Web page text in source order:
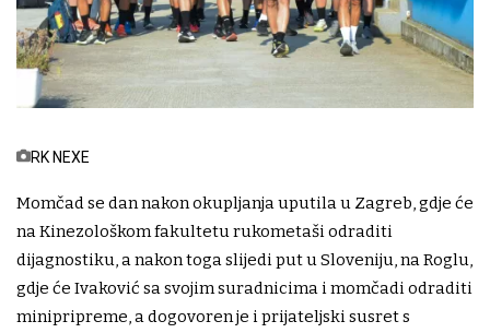
RK NEXE
Momčad se dan nakon okupljanja uputila u Zagreb, gdje će
na Kinezološkom fakultetu rukometaši odraditi
dijagnostiku, a nakon toga slijedi put u Sloveniju, na Roglu,
gdje će Ivaković sa svojim suradnicima i momčadi odraditi
minipripreme, a dogovoren je i prijateljski susret s